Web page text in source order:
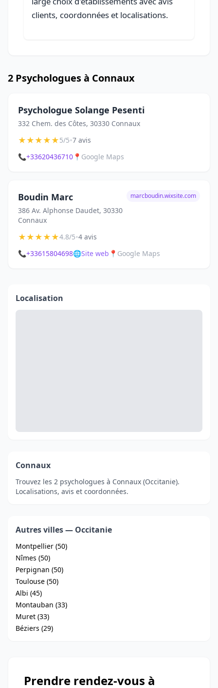
clients, coordonnées et localisations.
2 Psychologues à Connaux
Psychologue Solange Pesenti
332 Chem. des Côtes, 30330 Connaux
★★★★★5/5•7 avis
📞+33620436710 📍 Google Maps
Boudin Marc
386 Av. Alphonse Daudet, 30330
Connaux
marcboudin.wixsite.com
★★★★★4.8/5•4 avis
📞+33615804698🌐Site web 📍 Google Maps
Localisation
Connaux
Trouvez les 2 psychologues à Connaux (Occitanie).
Localisations, avis et coordonnées.
Autres villes — Occitanie
Montpellier (50)
Nîmes (50)
Perpignan (50)
Toulouse (50)
Albi (45)
Montauban (33)
Muret (33)
Béziers (29)
Prendre rendez-vous à